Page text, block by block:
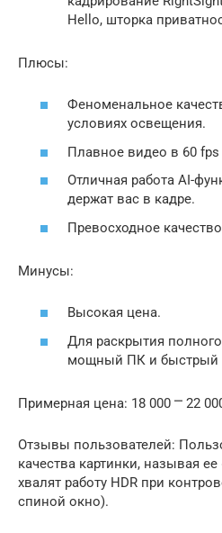
Hello, шторка
Плюсы:
Феноменальное
условиях освещения.
Плавное видео в 60
Отличная работа AI-
держат вас в кадре.
Превосходное
Минусы:
Высокая цена.
Для раскрытия полного
мощный ПК и быстрый
Примерная цена: 18 000 ⎻ 22
Отзывы пользователей:
качества картинки, называя
хвалят работу HDR при
спиной окно).